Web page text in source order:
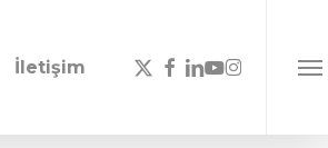
İletişim
x-
twitter
facebook
linkedin
youtube
instagram